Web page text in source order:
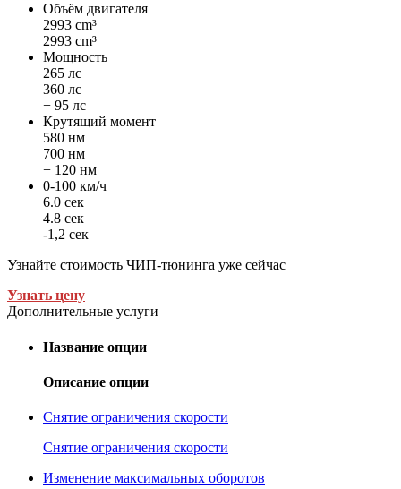
Объём двигателя
2993 cm³
2993 cm³
Мощность
265 лс
360 лс
+ 95 лс
Крутящий момент
580 нм
700 нм
+ 120 нм
0-100 км/ч
6.0 сек
4.8 сек
-1,2 сек
Узнайте стоимость ЧИП-тюнинга уже сейчас
Узнать цену
Дополнительные услуги
Название опции
Описание опции
Снятие ограничения скорости
Снятие ограничения скорости
Изменение максимальных оборотов